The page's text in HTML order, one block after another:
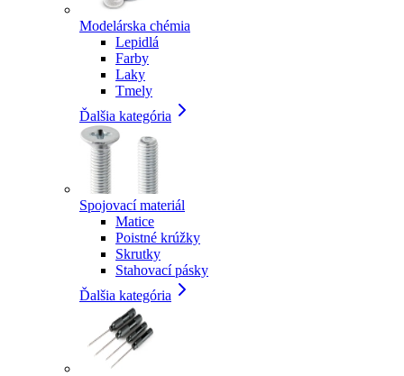
Modelárska chémia
Lepidlá
Farby
Laky
Tmely
Ďalšia kategória
Spojovací materiál
Matice
Poistné krúžky
Skrutky
Stahovací pásky
Ďalšia kategória